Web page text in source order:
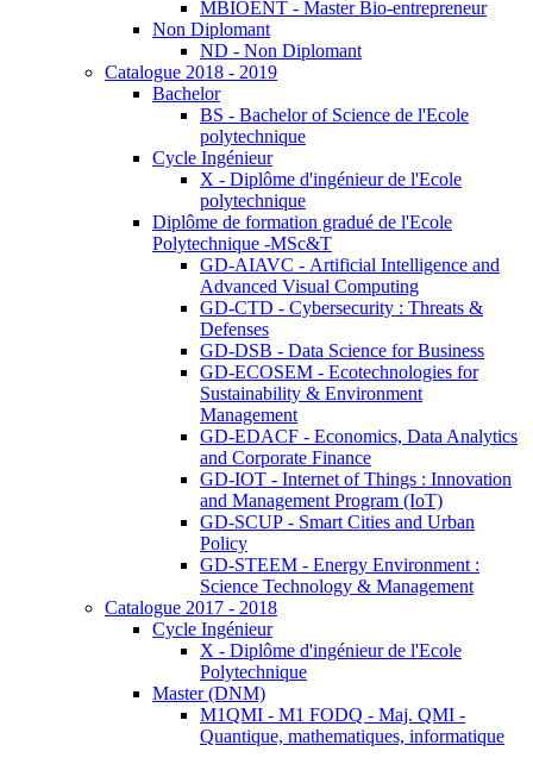
MBIOENT - Master Bio-entrepreneur
Non Diplomant
ND - Non Diplomant
Catalogue 2018 - 2019
Bachelor
BS - Bachelor of Science de l'Ecole
polytechnique
Cycle Ingénieur
X - Diplôme d'ingénieur de l'Ecole
polytechnique
Diplôme de formation gradué de l'Ecole
Polytechnique -MSc&T
GD-AIAVC - Artificial Intelligence and
Advanced Visual Computing
GD-CTD - Cybersecurity : Threats &
Defenses
GD-DSB - Data Science for Business
GD-ECOSEM - Ecotechnologies for
Sustainability & Environment
Management
GD-EDACF - Economics, Data Analytics
and Corporate Finance
GD-IOT - Internet of Things : Innovation
and Management Program (IoT)
GD-SCUP - Smart Cities and Urban
Policy
GD-STEEM - Energy Environment :
Science Technology & Management
Catalogue 2017 - 2018
Cycle Ingénieur
X - Diplôme d'ingénieur de l'Ecole
Polytechnique
Master (DNM)
M1QMI - M1 FODQ - Maj. QMI -
Quantique, mathematiques, informatique